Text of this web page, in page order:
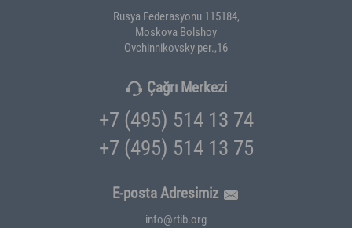
Rusya Federasyonu 115184,
Moskova Bolshoy
Ovchinnikovsky per.,16
Çağrı Merkezi
+7 (495) 514 13 74
+7 (495) 514 13 75
E-posta Adresimiz
info@rtib.org